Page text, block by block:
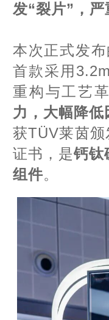
发“裂片”，
本次正式发
首款采用
重构与工艺
力，大幅降
获TÜV莱茵颁
证书，是钙钛
组件。